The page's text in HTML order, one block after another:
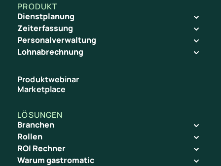
Die Zeitersparnis ist deutlich spürbar – Bürozeiten sind
Die Zeitersparnis ist deutlich spürbar – Bürozeiten sind
PRODUKT
Dienstplanung
Zeiterfassung
Personalverwaltung
Lohnabrechnung
Produktwebinar
Marketplace
LÖSUNGEN
Branchen
Rollen
ROI Rechner
Warum gastromatic